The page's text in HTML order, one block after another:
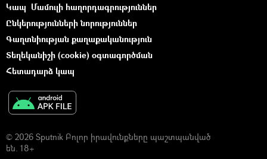
Կապ Մամուլի հաղորդագրություններ
Ընկերությունների նորություններ
Գաղտնիության քաղաքականություն
Տեղեկանիշի (cookie) օգտագործման
Հետադարձ կապ
© 2026 Sputnik Բոլոր իրավունքները պաշտպանված
են. 18+